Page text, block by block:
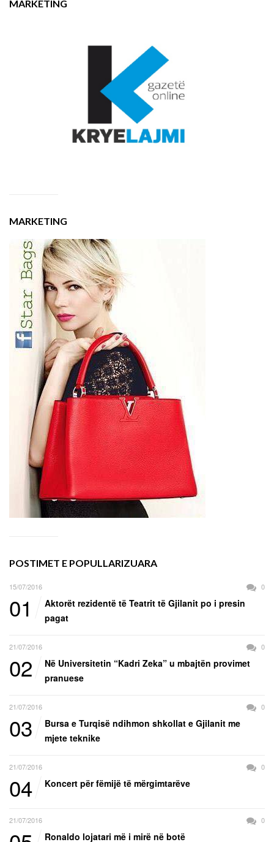
MARKETING
MARKETING
POSTIMET E POPULLARIZUARA
15/07/2016 0
01
Aktorët rezidentë të Teatrit të Gjilanit po i presin
pagat
21/07/2016 0
02
Në Universitetin “Kadri Zeka” u mbajtën provimet
pranuese
21/07/2016 0
03
Bursa e Turqisë ndihmon shkollat e Gjilanit me
mjete teknike
21/07/2016 0
04 Koncert për fëmijë të mërgimtarëve
21/07/2016 0
Ronaldo lojatari më i mirë në botë